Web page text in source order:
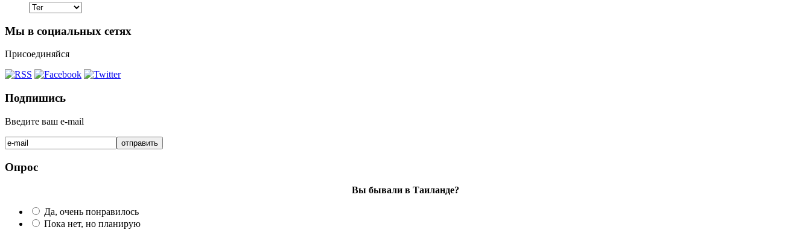
Мы в социальных сетях
Присоединяйся
Подпишись
Введите ваш e-mail
Опрос
Вы бывали в Таиланде?
Да, очень понравилось
Пока нет, но планирую